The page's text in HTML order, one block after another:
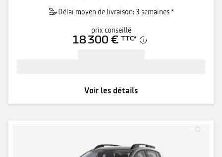
Délai moyen de livraison: 3 semaines *
prix conseillé
18 300 € TTC*
Voir les détails